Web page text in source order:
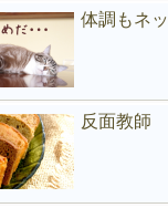
体調もネ
反面教師